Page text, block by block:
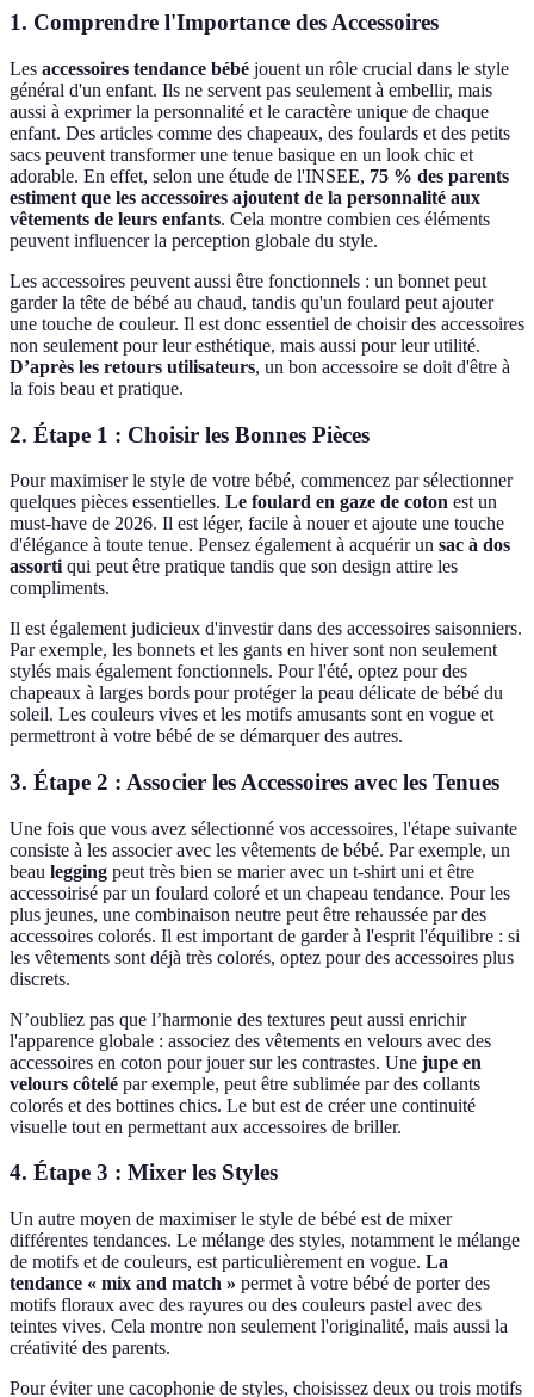
1. Comprendre l'Importance des Accessoires
Les accessoires tendance bébé jouent un rôle crucial dans le style
général d'un enfant. Ils ne servent pas seulement à embellir, mais
aussi à exprimer la personnalité et le caractère unique de chaque
enfant. Des articles comme des chapeaux, des foulards et des petits
sacs peuvent transformer une tenue basique en un look chic et
adorable. En effet, selon une étude de l'INSEE, 75 % des parents
estiment que les accessoires ajoutent de la personnalité aux
vêtements de leurs enfants. Cela montre combien ces éléments
peuvent influencer la perception globale du style.
Les accessoires peuvent aussi être fonctionnels : un bonnet peut
garder la tête de bébé au chaud, tandis qu'un foulard peut ajouter
une touche de couleur. Il est donc essentiel de choisir des accessoires
non seulement pour leur esthétique, mais aussi pour leur utilité.
D’après les retours utilisateurs, un bon accessoire se doit d'être à
la fois beau et pratique.
2. Étape 1 : Choisir les Bonnes Pièces
Pour maximiser le style de votre bébé, commencez par sélectionner
quelques pièces essentielles. Le foulard en gaze de coton est un
must-have de 2026. Il est léger, facile à nouer et ajoute une touche
d'élégance à toute tenue. Pensez également à acquérir un sac à dos
assorti qui peut être pratique tandis que son design attire les
compliments.
Il est également judicieux d'investir dans des accessoires saisonniers.
Par exemple, les bonnets et les gants en hiver sont non seulement
stylés mais également fonctionnels. Pour l'été, optez pour des
chapeaux à larges bords pour protéger la peau délicate de bébé du
soleil. Les couleurs vives et les motifs amusants sont en vogue et
permettront à votre bébé de se démarquer des autres.
3. Étape 2 : Associer les Accessoires avec les Tenues
Une fois que vous avez sélectionné vos accessoires, l'étape suivante
consiste à les associer avec les vêtements de bébé. Par exemple, un
beau legging peut très bien se marier avec un t-shirt uni et être
accessoirisé par un foulard coloré et un chapeau tendance. Pour les
plus jeunes, une combinaison neutre peut être rehaussée par des
accessoires colorés. Il est important de garder à l'esprit l'équilibre : si
les vêtements sont déjà très colorés, optez pour des accessoires plus
discrets.
N’oubliez pas que l’harmonie des textures peut aussi enrichir
l'apparence globale : associez des vêtements en velours avec des
accessoires en coton pour jouer sur les contrastes. Une jupe en
velours côtelé par exemple, peut être sublimée par des collants
colorés et des bottines chics. Le but est de créer une continuité
visuelle tout en permettant aux accessoires de briller.
4. Étape 3 : Mixer les Styles
Un autre moyen de maximiser le style de bébé est de mixer
différentes tendances. Le mélange des styles, notamment le mélange
de motifs et de couleurs, est particulièrement en vogue. La
tendance « mix and match » permet à votre bébé de porter des
motifs floraux avec des rayures ou des couleurs pastel avec des
teintes vives. Cela montre non seulement l'originalité, mais aussi la
créativité des parents.
Pour éviter une cacophonie de styles, choisissez deux ou trois motifs